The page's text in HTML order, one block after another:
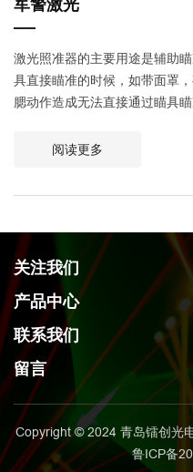
激光照准器的主要用途是辅助
具直接瞄准的时候，如带面罩
腮动作造成无法直接通过瞄具
阅读更多
关注我们
产品中心
联系我们
留言
Copyright © 2024 青岛镭创光
鲁ICP备